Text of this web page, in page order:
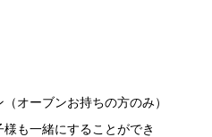
オーブンお持ちの方のみ）
も一緒にすることができ